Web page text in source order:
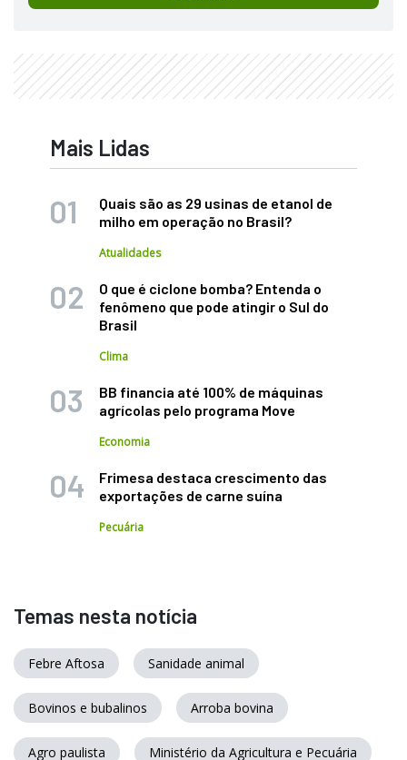
Mais Lidas
Quais são as 29 usinas de etanol de
milho em operação no Brasil?
Atualidades
O que é ciclone bomba? Entenda o
fenômeno que pode atingir o Sul do
Brasil
Clima
BB financia até 100% de máquinas
agrícolas pelo programa Move
Economia
Frimesa destaca crescimento das
exportações de carne suína
Pecuária
Temas nesta notícia
Febre Aftosa Sanidade animal
Bovinos e bubalinos Arroba bovina
Agro paulista Ministério da Agricultura e Pecuária